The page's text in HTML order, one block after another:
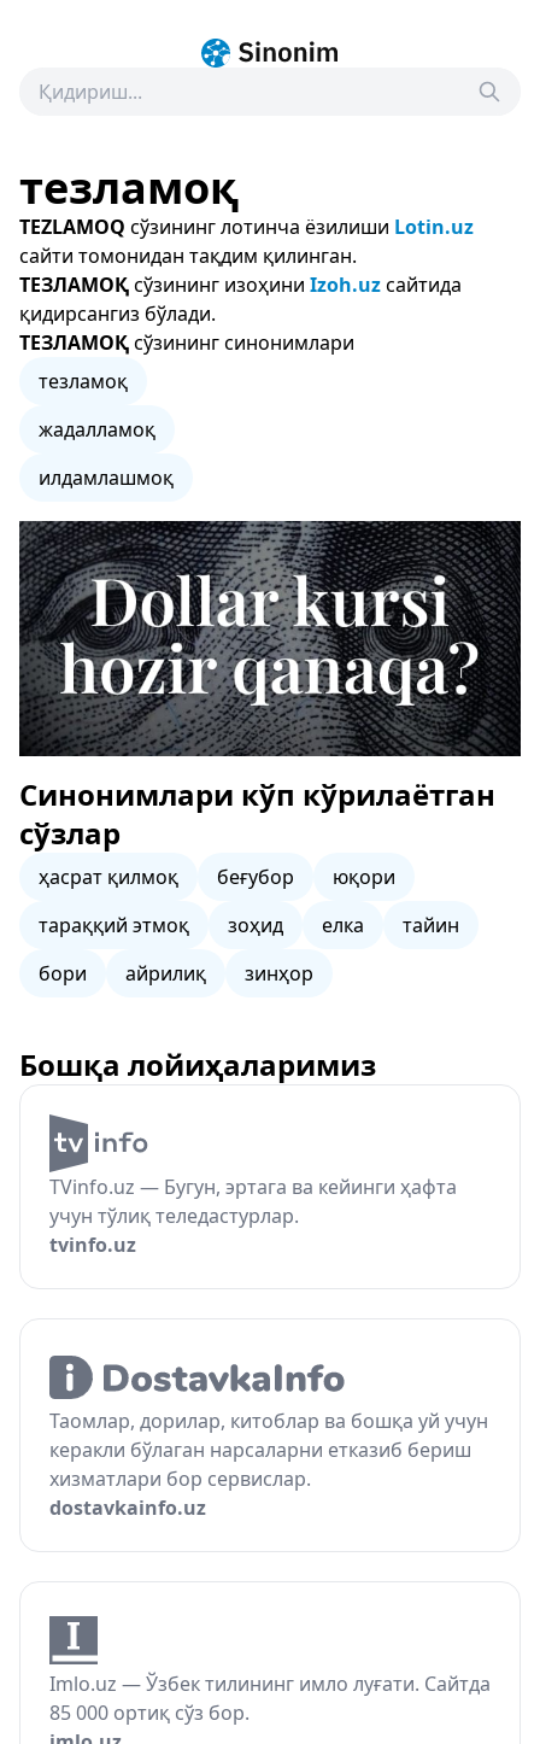
тезламоқ
TEZLAMOQ сўзининг лотинча ёзилиши Lotin.uz
сайти томонидан тақдим қилинган.
ТЕЗЛАМОҚсўзининг изоҳини Izoh.uzсайтида
қидирсангиз бўлади.
ТЕЗЛАМОҚсўзининг синонимлари
тезламоқ
жадалламоқ
илдамлашмоқ
Синонимлари кўп кўрилаётган
сўзлар
ҳасрат қилмоқ беғубор
юқори
тараққий этмоқ
зоҳид елка
тайин
бори
айрилиқ зинҳор
Бошқа лойиҳаларимиз
TVinfo.uz — Бугун, эртага ва кейинги ҳафта
учун тўлиқ теледастурлар.
tvinfo.uz
Таомлар, дорилар, китоблар ва бошқа уй учун
керакли бўлаган нарсаларни етказиб бериш
хизматлари бор сервислар.
dostavkainfo.uz
Imlo.uz — Ўзбек тилининг имло луғати. Сайтда
85 000 ортиқ сўз бор.